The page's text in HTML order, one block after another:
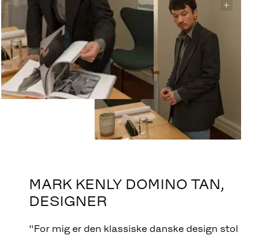
MARK KENLY DOMINO TAN,
DESIGNER
"For mig er den klassiske danske design stol